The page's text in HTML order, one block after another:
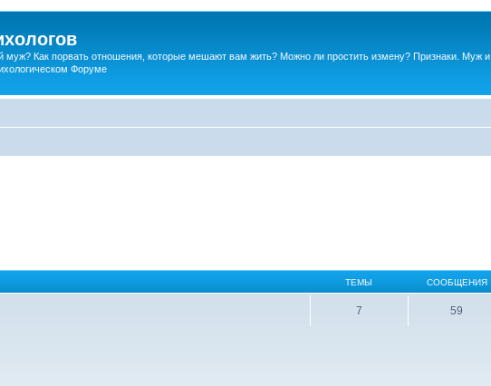
муж? Как порвать отношения, которые мешают вам жить? Можно ли простить измену? Признаки. Муж и
Форуме
ТЕМЫ СООБЩЕНИЯ
7 59